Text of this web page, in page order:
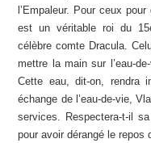
l’Empaleur. Pour ceux
est un véritable roi du
célèbre comte Dracula.
mettre la main sur l’eau-
Cette eau, dit-on, rendra
échange de l’eau-de-vie,
services. Respectera-t-il
pour avoir dérangé le repos